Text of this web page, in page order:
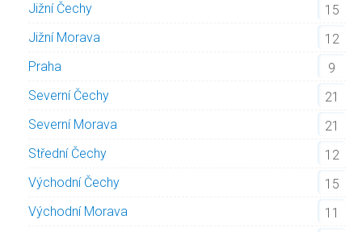
Jižní Čechy
15
Jižní Morava
12
Praha
9
Severní Čechy
21
Severní Morava
21
Střední Čechy
12
Východní Čechy
15
Východní Morava
11